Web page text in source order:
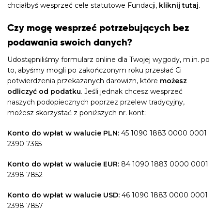
chciałbyś wesprzeć cele statutowe Fundacji, kliknij tutaj.
Czy mogę wesprzeć potrzebujących bez
podawania swoich danych?
Udostępniliśmy formularz online dla Twojej wygody, m.in. po
to, abyśmy mogli po zakończonym roku przesłać Ci
potwierdzenia przekazanych darowizn, które możesz
odliczyć od podatku. Jeśli jednak chcesz wesprzeć
naszych podopiecznych poprzez przelew tradycyjny,
możesz skorzystać z poniższych nr. kont:
Konto do wpłat w walucie PLN: 45 1090 1883 0000 0001
2390 7365
Konto do wpłat w walucie EUR: 84 1090 1883 0000 0001
2398 7852
Konto do wpłat w walucie USD: 46 1090 1883 0000 0001
2398 7857